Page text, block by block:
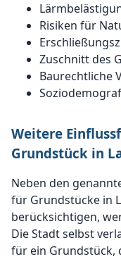
Risiken für
Zuschnitt des
Baurechtliche
Weitere
Grundstück in
Neben den
für Grundstücke in
berücksichtigen,
Die Stadt selbst
für ein Grundstück,